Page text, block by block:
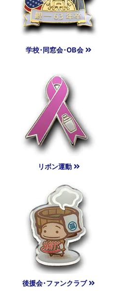
学校･同窓会･OB会
リボン運動
後援会･ファンクラブ